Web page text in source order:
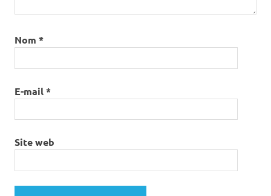
Nom *
E-mail*
Site web